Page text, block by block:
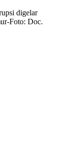
digelar
Foto: Doc.